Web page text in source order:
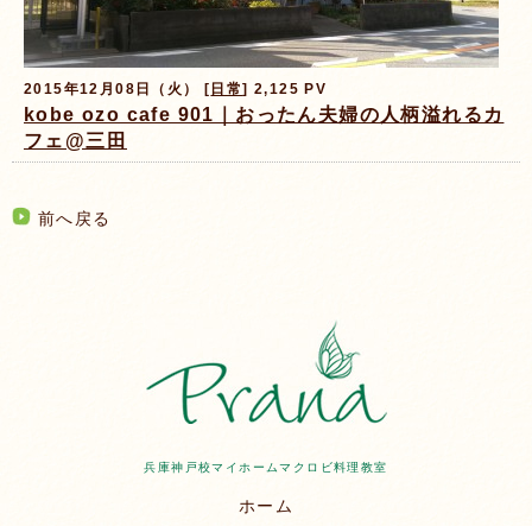
2015年12月08日（火） [ 日常] 2,125 PV
kobe ozo cafe 901｜おったん夫婦の人柄溢れるカ
フェ@三田
前へ戻る
兵庫神戸校マイホームマクロビ料理教室
ホーム